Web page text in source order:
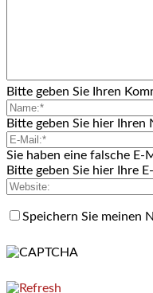
Bitte geben Sie Ihren
Bitte geben Sie hier Ihren
Sie haben eine falsche E-
Bitte geben Sie hier Ihre
Speichern Sie meinen